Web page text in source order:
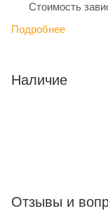
Стоимость
Подробнее
Наличие
Отзывы и